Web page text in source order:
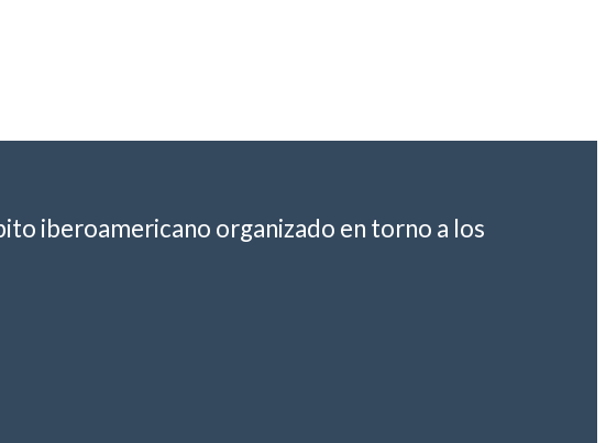
iberoamericano organizado en torno a los